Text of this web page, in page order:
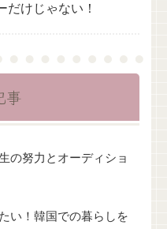
だけじゃない！
事
の努力とオーディショ
い！韓国での暮らしを